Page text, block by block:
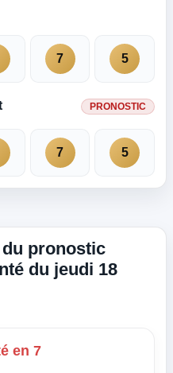
7 5
PRONOSTIC
7 5
pronostic
du jeudi 18
en 7